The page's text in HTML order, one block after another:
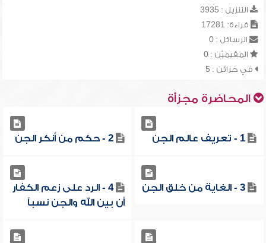
التنزيل : 3935
قراءة: 17281
الرسائل : 0
المقيميّن : 0
في خزائن : 5
المحاضرة مجزأة
1 - تعريف عالم الجن 2 - حكم من أنكر الجن
3 - الغاية من خلق الجن
4 - الرد على زعم الكفار
أن بين الله والجن نسباً